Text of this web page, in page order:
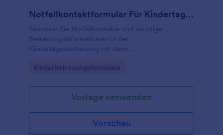
Notfallkontaktformular Für Kindertagesstätten
Sammeln Sie Notfallkontakte und wichtige
Betreuungsinformationen in der
Kindertagesbetreuung mit dem
und organisieren Sie die Datenerfassung und jede
Go to Category:
Kinderbetreuungsformulare
Vorlage verwenden
Vorschau